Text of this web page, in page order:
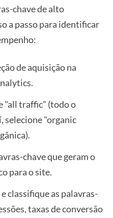
chave de alto
a passo para identificar
de aquisição na
"all traffic" (todo o
selecione "organic
chave que geram o
para o site.
classifique as palavras-
taxas de conversão